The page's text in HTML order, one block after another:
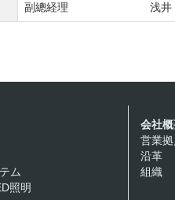
副總経理
浅
ム
照明
会社
営業拠
沿革
組織